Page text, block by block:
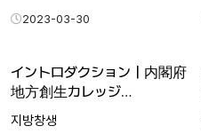
2023-03-30
イントロダクション｜内閣府
地方創生カレッジ
「地方公共団体を…
지방창생